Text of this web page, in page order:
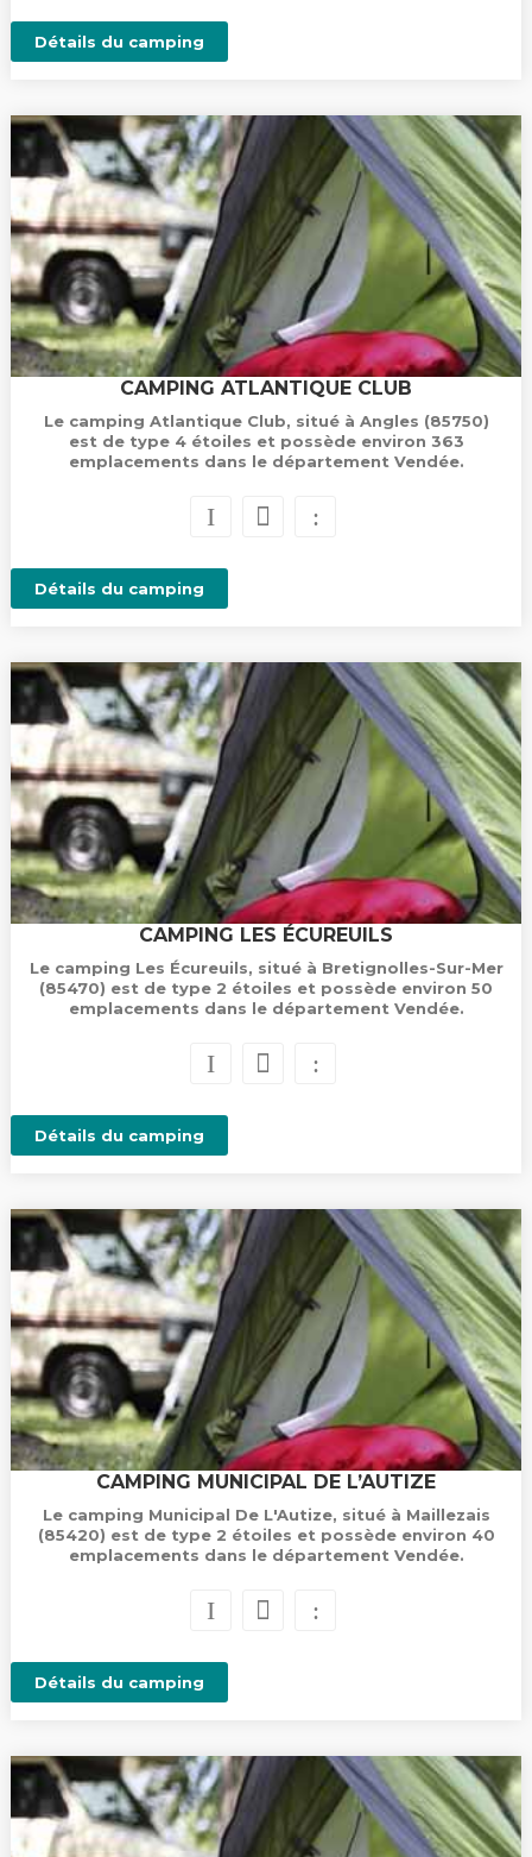
Détails du camping
CAMPING ATLANTIQUE CLUB
Le camping Atlantique Club, situé à Angles (85750)
est de type 4 étoiles et possède environ 363
emplacements dans le département Vendée.
Détails du camping
CAMPING LES ÉCUREUILS
Le camping Les Écureuils, situé à Bretignolles-Sur-Mer
(85470) est de type 2 étoiles et possède environ 50
emplacements dans le département Vendée.
Détails du camping
CAMPING MUNICIPAL DE L’AUTIZE
Le camping Municipal De L'Autize, situé à Maillezais
(85420) est de type 2 étoiles et possède environ 40
emplacements dans le département Vendée.
Détails du camping